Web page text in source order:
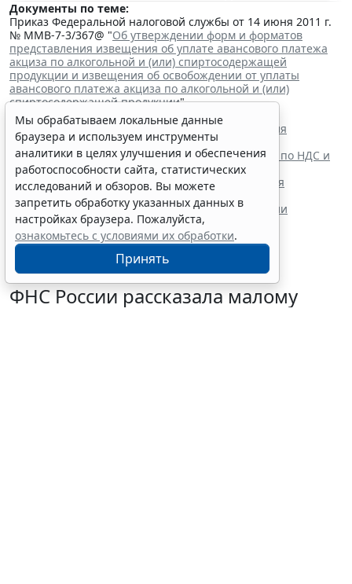
Документы по теме:
Приказ Федеральной налоговой службы от 14 июня 2011 г.
№ ММВ-7-3/367@ "Об утверждении форм и форматов
представления извещения об уплате авансового платежа
акциза по алкогольной и (или) спиртосодержащей
продукции и извещения об освобождении от уплаты
авансового платежа акциза по алкогольной и (или)
спиртосодержащей продукции"
Читайте также:
Сроки уплаты акциза на некоторые виды алкоголя
продлили до 28 декабря
ФНС России утвердила новую форму декларации по НДС и
акцизам при импорте из ЕАЭС
Глава государства утвердил поправки в НК РФ для
стабилизации топливного рынка
Парламентарии приняли поправки о расширении
механизма топливного демпфера
ФНС России рассказала малому
Мы обрабатываем локальные данные
браузера и используем инструменты
аналитики в целях улучшения и обеспечения
работоспособности сайта, статистических
исследований и обзоров. Вы можете
запретить обработку указанных данных в
настройках браузера. Пожалуйста,
ознакомьтесь с условиями их обработки.
Принять